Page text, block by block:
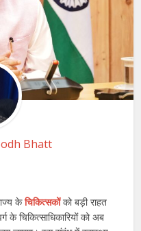
Bhatt
केचिकित्सकोंको बड़ी राहत
के चिकित्साधिकारियों को अब